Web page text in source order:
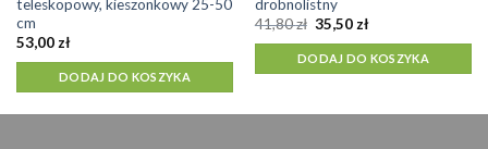
teleskopowy, kieszonkowy 25-50
cm
53,00zł
DODAJ DO KOSZYKA
drobnolistny
41,80zł Pierwotna
cena
wynosiła:
41,80 zł.
35,50złAktualna
wynosi:
35,50 zł.
DODAJ DO KOSZYKA